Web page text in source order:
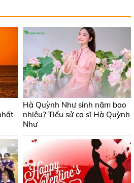
Hà Quỳnh Như sinh năm bao
nhiêu? Tiểu sử ca sĩ Hà Quỳnh
Như